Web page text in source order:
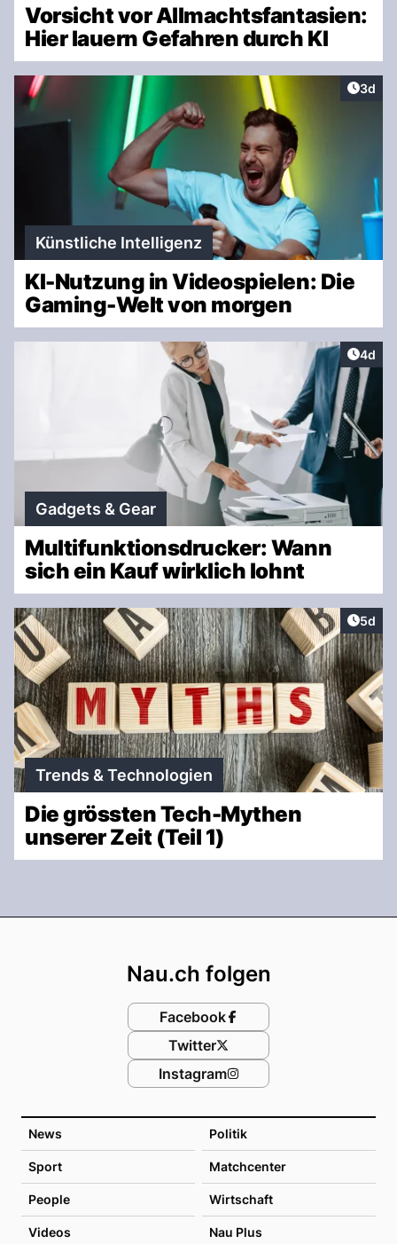
Vorsicht vor Allmachtsfantasien:
Hier lauern Gefahren durch KI
3d
Künstliche Intelligenz
KI-Nutzung in Videospielen: Die
Gaming-Welt von morgen
4d
Gadgets & Gear
Multifunktionsdrucker: Wann
sich ein Kauf wirklich lohnt
5d
Trends & Technologien
Die grössten Tech-Mythen
unserer Zeit (Teil 1)
News Politik
Sport Matchcenter
People Wirtschaft
Videos Nau Plus
Nau.ch folgen
Facebook
Twitter
Instagram